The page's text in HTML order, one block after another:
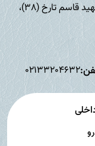
فخارنیا(15متری دوم)، خیابان شهید قاسم تارخ (38)،
02133204632